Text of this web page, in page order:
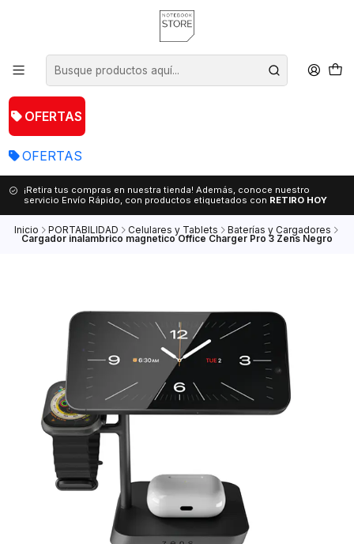
OFERTAS
OFERTAS
¡Retira tus compras en nuestra tienda! Además, conoce nuestro
servicio Envío Rápido, con productos etiquetados con RETIRO HOY
Inicio PORTABILIDAD Celulares y Tablets Baterías y Cargadores
Cargador inalambrico magnetico Office Charger Pro 3 Zens Negro